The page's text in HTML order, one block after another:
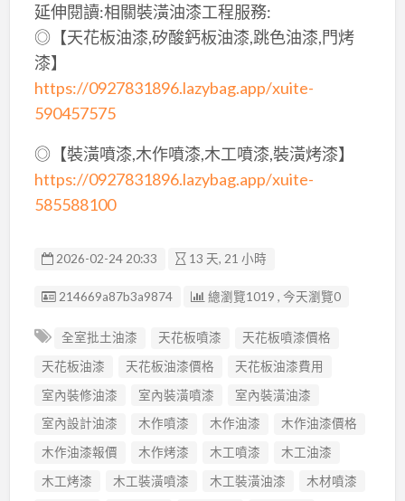
延伸閱讀:相關裝潢油漆工程服務:
◎【天花板油漆,矽酸鈣板油漆,跳色油漆,門烤
漆】
https://0927831896.lazybag.app/xuite-
590457575
◎【裝潢噴漆,木作噴漆,木工噴漆,裝潢烤漆】
https://0927831896.lazybag.app/xuite-
585588100
2026-02-24 20:33 13 天, 21 小時
廣告编號
214669a87b3a9874 總瀏覽1019 , 今天瀏覽0
全室批土油漆 天花板噴漆
天花板噴漆價格
天花板油漆
天花板油漆價格
天花板油漆費用
室內裝修油漆
室內裝潢噴漆
室內裝潢油漆
室內設計油漆
木作噴漆 木作油漆
木作油漆價格
木作油漆報價
木作烤漆 木工噴漆
木工油漆
木工烤漆
木工裝潢噴漆 木工裝潢油漆
木材噴漆